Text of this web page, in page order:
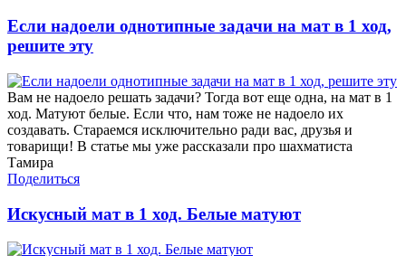
Если надоели однотипные задачи на мат в 1 ход,
решите эту
Вам не надоело решать задачи? Тогда вот еще одна, на мат в 1
ход. Матуют белые. Если что, нам тоже не надоело их
создавать. Стараемся исключительно ради вас, друзья и
товарищи! В статье мы уже рассказали про шахматиста
Тамира
Поделиться
Искусный мат в 1 ход. Белые матуют